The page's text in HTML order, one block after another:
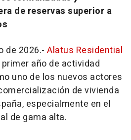
de reservas superior a
de 2026.- Alatus Residential
año de actividad
uno de los nuevos actores
de vivienda
especialmente en el
de gama alta.